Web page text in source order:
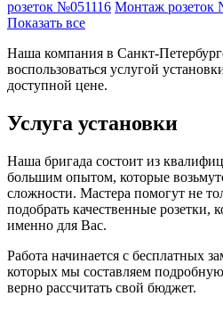
розеток №051116 Монтаж розеток
Показать все
Наша компания в Санкт-
воспользоваться услугой
доступной цене.
Услуга установки
Наша бригада состоит из
большим опытом, которые
сложности. Мастера помогут не
подобрать качественные розетки,
именно для Вас.
Работа начинается с бесплатных
которых мы составляем
верно рассчитать свой бюджет.